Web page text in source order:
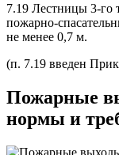
7.19 Лестницы 3-го
пожарно-
не менее 0,7 м.
(п. 7.19 введен
Пожарные
нормы и